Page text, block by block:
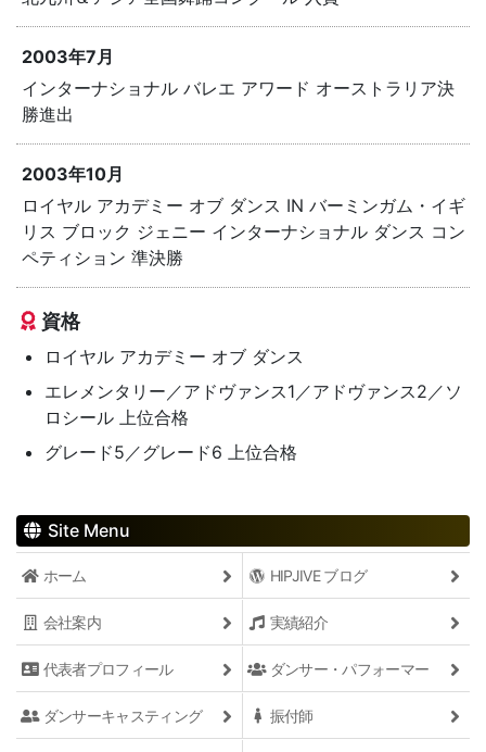
2003年7月
インターナショナル バレエ アワード オーストラリア決
勝進出
2003年10月
ロイヤル アカデミー オブ ダンス IN バーミンガム・イギ
リス ブロック ジェニー インターナショナル ダンス コン
ペティション 準決勝
資格
ロイヤル アカデミー オブ ダンス
エレメンタリー／アドヴァンス1／アドヴァンス2／ソ
ロシール 上位合格
グレード5／グレード6 上位合格
Site Menu
ホーム HIPJIVE ブログ
会社案内 実績紹介
代表者プロフィール ダンサー・パフォーマー
ダンサーキャスティング 振付師